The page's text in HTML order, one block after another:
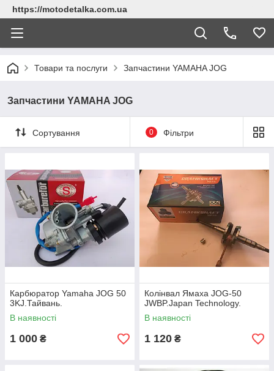
https://motodetalka.com.ua
Товари та послуги Запчастини YAMAHA JOG
Запчастини YAMAHA JOG
Сортування 0 Фільтри
Карбюратор Yamaha JOG 50
3KJ.Тайвань.
В наявності
1 000 ₴
Колінвал Ямаха JOG-50
JWBP.Japan Technology.
В наявності
1 120 ₴